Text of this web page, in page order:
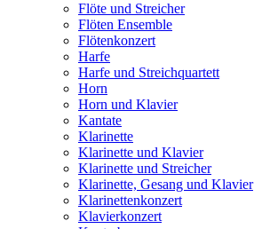
Flöte und Streicher
Flöten Ensemble
Flötenkonzert
Harfe
Harfe und Streichquartett
Horn
Horn und Klavier
Kantate
Klarinette
Klarinette und Klavier
Klarinette und Streicher
Klarinette, Gesang und Klavier
Klarinettenkonzert
Klavierkonzert